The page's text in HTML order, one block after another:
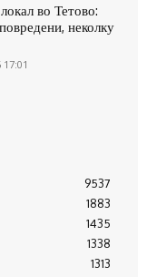
во Тетово:
неколку
17:01
9537
1883
1435
1338
1313